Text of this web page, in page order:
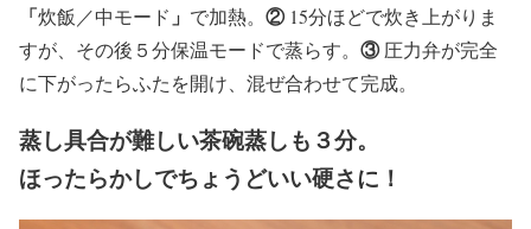
「炊飯／中モード 」 で加熱。 ②15分ほどで炊き上がりま
すが、その後５分保温モードで蒸らす。 ③圧力弁が完全
に下がったらふたを開け、混ぜ合わせて完成。
蒸し具合が難しい茶碗蒸しも３分。
ほったらかしでちょうどいい硬さに！